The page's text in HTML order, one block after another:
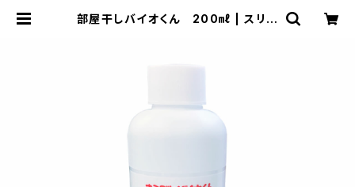
部屋干しバイオくん 200㎖ | スリー